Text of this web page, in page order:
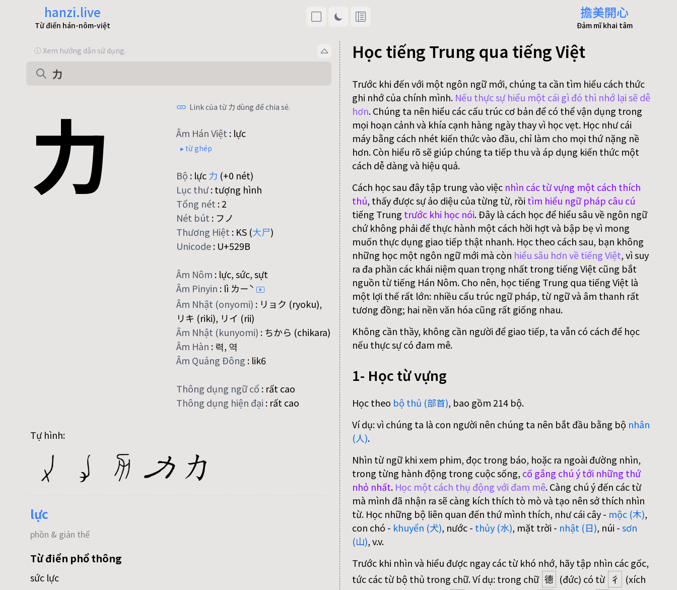
hanzi.live
Từ điển hán-nôm-việt
擔美開心
Đảm mĩ khai tâm
ⓘ Xem hướng dẫn sử dụng.
力 Link của từ 力 dùng để chia sẻ.
Âm Hán Việt : lực
▸ từ ghép
Bộ : lực力 (+0 nét)
Lục thư:tượng hình
Tổng nét :2
Nét bút : フノ
Thương Hiệt : KS (大尸)
Unicode: U+529B
Âm Nôm : lực, sức, sựt
Âm Pinyin : lì ㄌㄧˋ
Âm Nhật (onyomi) : リョク (ryoku),
リキ (riki), リイ (rii)
Âm Nhật (kunyomi) : ちから (chikara)
Âm Hàn : 력, 역
Âm Quảng Đông : lik6
Thông dụng ngữ cổ : rất cao
Thông dụng hiện đại : rất cao
Tự hình:
lực
phồn & giản thể
Từ điển phổ thông
sức lực
Học tiếng Trung qua tiếng Việt
Trước khi đến với một ngôn ngữ mới, chúng ta cần tìm hiểu cách thức
ghi nhớ của chính mình. Nếu thực sự hiểu một cái gì đó thì nhớ lại sẽ dễ
hơn. Chúng ta nên hiểu các cấu trúc cơ bản để có thể vận dụng trong
mọi hoạn cảnh và khía cạnh hàng ngày thay vì học vẹt. Học như cái
máy bằng cách nhét kiến thức vào đầu, chỉ làm cho mọi thứ nặng nề
hơn. Còn hiểu rõ sẽ giúp chúng ta tiếp thu và áp dụng kiến thức một
cách dễ dàng và hiệu quả.
Cách học sau đây tập trung vào việc nhìn các từ vựng một cách thích
thú, thấy được sự ảo diệu của từng từ, rồi tìm hiểu ngữ pháp câu cú
tiếng Trung trước khi học nói. Đây là cách học để hiểu sâu về ngôn ngữ
chứ không phải để thực hành một cách hời hợt và bập bẹ vì mong
muốn thực dụng giao tiếp thật nhanh. Học theo cách sau, bạn không
những học một ngôn ngữ mới mà còn hiểu sâu hơn về tiếng Việt, vì suy
ra đa phần các khái niệm quan trọng nhất trong tiếng Việt cũng bắt
nguồn từ tiếng Hán Nôm. Cho nên, học tiếng Trung qua tiếng Việt là
một lợi thế rất lớn: nhiều cấu trúc ngữ pháp, từ ngữ và âm thanh rất
tương đồng; hai nền văn hóa cũng rất giống nhau.
Không cần thầy, không cần người để giao tiếp, ta vẫn có cách để học
nếu thực sự có đam mê.
1- Học từ vựng
Học theo bộ thủ (部首), bao gồm 214 bộ.
Ví dụ: vì chúng ta là con người nên chúng ta nên bắt đầu bằng bộ nhân
(人).
Nhìn từ ngữ khi xem phim, đọc trong báo, hoặc ra ngoài đường nhìn,
trong từng hành động trong cuộc sống, cố gắng chú ý tới những thứ
nhỏ nhất. Học một cách thụ động với đam mê. Càng chú ý đến các từ
mà mình đã nhận ra sẽ càng kích thích tò mò và tạo nên sở thích nhìn
từ. Học những bộ liên quan đến thứ mình thích, như cái cây - mộc (木),
con chó - khuyển (犬), nước - thủy (水), mặt trời - nhật (日), núi -sơn
(山), v.v.
Trước khi nhìn và hiểu được ngay các từ khó nhớ, hãy tập nhìn các gốc,
tức các từ bộ thủ trong chữ. Ví dụ: trong chữ 德 (đức) có từ 彳
(xích